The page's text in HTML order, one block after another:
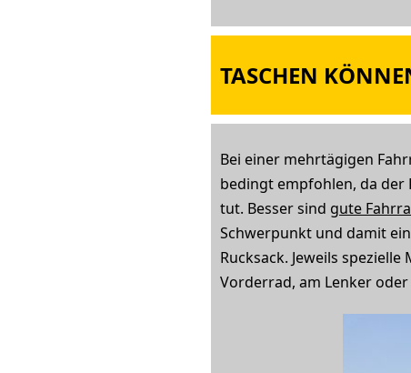
TASCHEN
Bei einer mehrtägigen
bedingt empfohlen, da der
tut. Besser sind gute
Schwerpunkt und damit
Rucksack. Jeweils
Vorderrad, am Lenker